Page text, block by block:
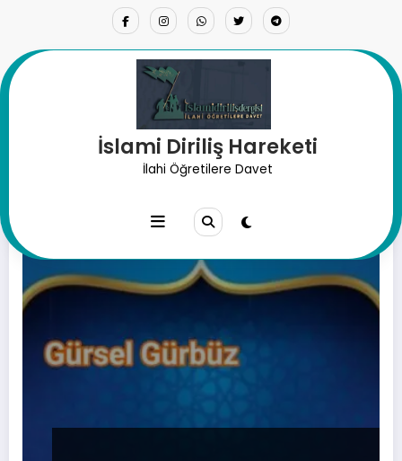
İslami Diriliş Hareketi
İlahi Öğretilere Davet
Etiket: tevhid